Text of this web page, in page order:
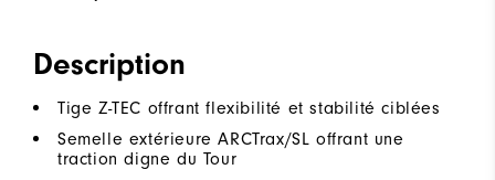
Description
Tige Z-TEC offrant flexibilité et stabilité ciblées
Semelle extérieure ARCTrax/SL offrant une
traction digne du Tour